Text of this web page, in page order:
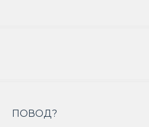
ПОВОД?